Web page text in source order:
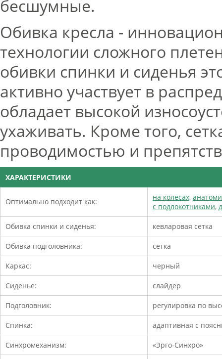
бесшумные.
Обивка кресла -
технологии сложного
обивки спинки и сиденья
активно участвует в
обладает высокой
ухаживать. Кроме того,
проводимостью и
ХАРАКТЕРИСТИКИ
Оптимально подходит как: на колесах,
с подлокотниками,
Обивка спинки и сиденья: кевларовая сетка
Обивка подголовника: сетка
Каркас: черный
Сиденье: слайдер
Подголовник: регулировка по
Спинка: адаптивная с
Синхромеханизм: «Эрго-Синхро»